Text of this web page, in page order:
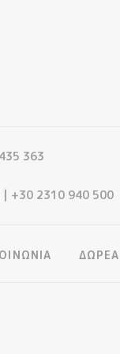
363
+30 2310 940 500
ΔΩΡΕΑ